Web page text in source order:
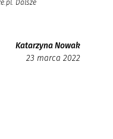
Dalsze
Katarzyna Nowak
23 marca 2022